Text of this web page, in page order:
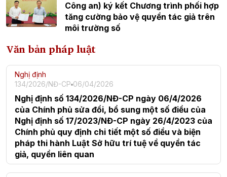
Công an) ký kết Chương trình phối hợp
tăng cường bảo vệ quyền tác giả trên
môi trường số
Văn bản pháp luật
Nghị định
134/2026/NĐ-CP 06/04/2026
Nghị định số 134/2026/NĐ-CP ngày 06/4/2026
của Chính phủ sửa đổi, bổ sung một số điều của
Nghị định số 17/2023/NĐ-CP ngày 26/4/2023 của
Chính phủ quy định chi tiết một số điều và biện
pháp thi hành Luật Sở hữu trí tuệ về quyền tác
giả, quyền liên quan